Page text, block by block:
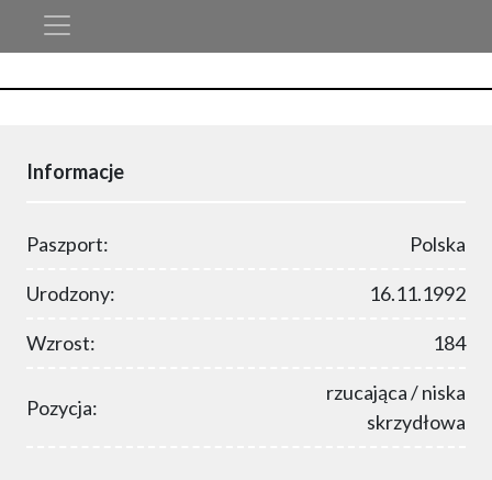
Informacje
Paszport: Polska
Urodzony: 16.11.1992
Wzrost: 184
Pozycja:
rzucająca / niska
skrzydłowa